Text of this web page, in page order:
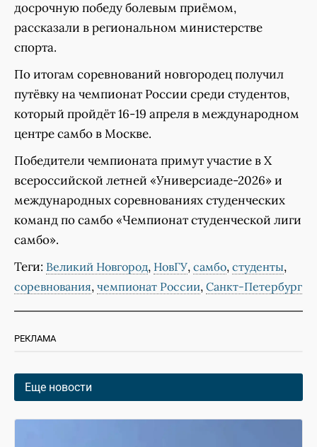
досрочную победу болевым приёмом,
рассказали в региональном министерстве
спорта.
По итогам соревнований новгородец получил
путёвку на чемпионат России среди студентов,
который пройдёт 16-19 апреля в международном
центре самбо в Москве.
Победители чемпионата примут участие в Х
всероссийской летней «Универсиаде-2026» и
международных соревнованиях студенческих
команд по самбо «Чемпионат студенческой лиги
самбо».
Теги: Великий Новгород, НовГУ, самбо, студенты,
соревнования, чемпионат России, Санкт-Петербург
РЕКЛАМА
Еще новости